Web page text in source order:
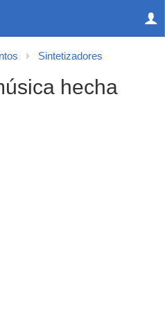
Sintetizadores
hecha